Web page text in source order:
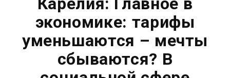
экономике: тарифы
уменьшаются – мечты
сбываются? В